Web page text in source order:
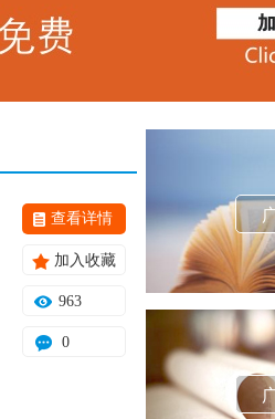
查看详情
加入收藏
963
0